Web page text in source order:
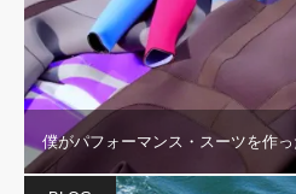
僕がパフォーマンス・スーツを作